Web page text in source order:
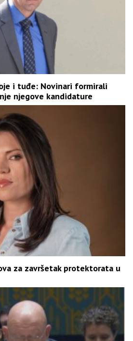
i tuđe: Novinari formirali
njegove kandidature
za završetak protektorata u